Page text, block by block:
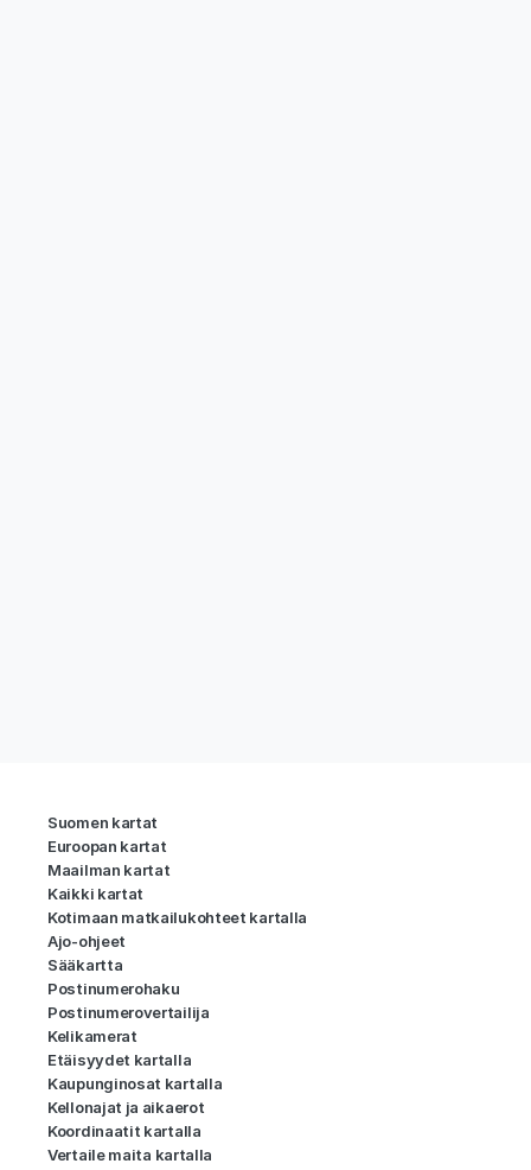
Suomen kartat
Euroopan kartat
Maailman kartat
Kaikki kartat
Kotimaan matkailukohteet kartalla
Ajo-ohjeet
Sääkartta
Postinumerohaku
Postinumerovertailija
Kelikamerat
Etäisyydet kartalla
Kaupunginosat kartalla
Kellonajat ja aikaerot
Koordinaatit kartalla
Vertaile maita kartalla